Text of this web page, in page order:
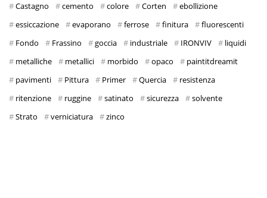
Castagno
cemento colore Corten
ebollizione
essiccazione
evaporano ferrose finitura
fluorescenti
Fondo
Frassino goccia industriale IRONVIV
liquidi
metalliche
metallici morbido opaco
paintitdreamit
pavimenti
Pittura Primer Quercia
resistenza
ritenzione
ruggine satinato sicurezza
solvente
Strato
verniciatura zinco